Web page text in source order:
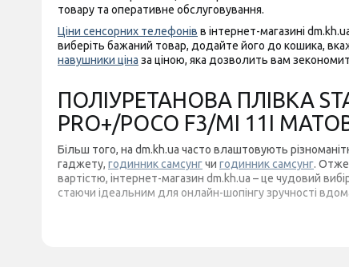
товару та оперативне обслуговування.
Ціни сенсорних телефонів в інтернет-магазині
виберіть бажаний товар, додайте його до кошика,
навушники ціна за ціною, яка дозволить вам
ПОЛІУРЕТАНОВА ПЛІВКА
PRO+/POCO F3/MI 11I
Більш того, на dm.kh.ua часто влаштовують
гаджету, годинник самсунгчи годинник самсунг.
вартістю, інтернет-магазин dm.kh.ua – це чудовий
стаючи ідеальним для онлайн-шопінгу зручності